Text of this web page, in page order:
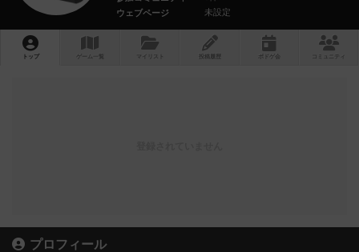
ウェブページ
未設定
トップ ゲーム一覧 マイリスト 投稿履歴 ボ ドゲ コミュニティ
プロフィール